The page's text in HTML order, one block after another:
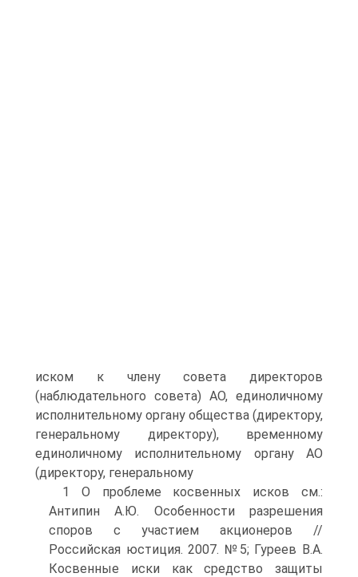
иском к члену совета директоров
(наблюдательного совета) АО, единоличному
исполнительному органу общества (директору,
генеральному директору), временному
единоличному исполнительному органу АО
(директору, генеральному
1 О проблеме косвенных исков см.:
Антипин А.Ю. Особенности разрешения
споров с участием акционеров //
Российская юстиция. 2007. №5; Гуреев В.А.
Косвенные иски как средство защиты